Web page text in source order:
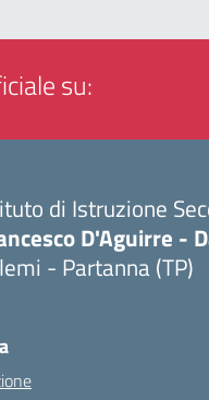
su:
di Istruzione
D'Aguirre -
- Partanna (TP)